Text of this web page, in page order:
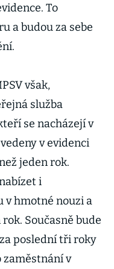
To
a budou za sebe
však,
služba
se nacházejí v
v evidenci
jeden rok.
i
v hmotné nouzi a
Současně bude
poslední tři roky
zaměstnání v